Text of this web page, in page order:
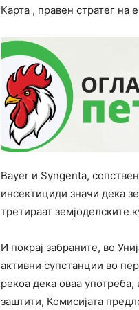
Карта , правен стратег
Bayer и Syngenta,
инсектициди значи дека
третираат земјоделските
И покрај забраните, во
активни супстанции во
рекоа дека оваа
заштити, Комисијата